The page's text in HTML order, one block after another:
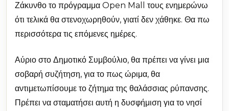
Ζάκυνθο το πρόγραμμα Open Mall τους ενημερώνω
ότι τελικά θα στενοχωρηθούν, γιατί δεν χάθηκε. Θα πω
περισσότερα τις επόμενες ημέρες.
Αύριο στο Δημοτικό Συμβούλιο, θα πρέπει να γίνει μια
σοβαρή συζήτηση, για το πως ώριμα, θα
αντιμετωπίσουμε το ζήτημα της θαλάσσιας ρύπανσης.
Πρέπει να σταματήσει αυτή η δυσφήμιση για το νησί